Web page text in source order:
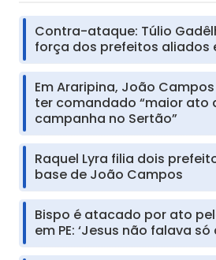
Contra-ataque: Túlio
força dos prefeitos aliados
Em Araripina, João
ter comandado “maior ato
campanha no Sertão”
Raquel Lyra filia dois
base de João Campos
Bispo é atacado por ato
em PE: ‘Jesus não falava só